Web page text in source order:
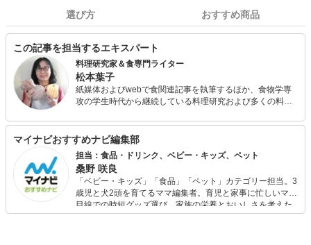
選び方 おすすめ商品
この記事を担当するエキスパート
料理研究家＆食専門ライター
松本葉子
紙媒体およびwebで食関連記事を執筆するほか、食物学専
攻の学生時代から継続している料理研究および多くの料理
メーカーや飲食店などにレシピ提供・メニューアドバイス
を行っている。
マイナビおすすめナビ編集部
担当：食品・ドリンク、ベビー・キッズ、ペット
桑野 咲良
「ベビー・キッズ」「食品」「ペット」カテゴリー担当。3
歳児と犬2頭を育てるママ編集者。育児と家事に忙しいママ
目線での時短グッズ選び、家族の栄養とおいしさを考えた
食品選び、束の間のリラックスタイムを楽しむためのスイ